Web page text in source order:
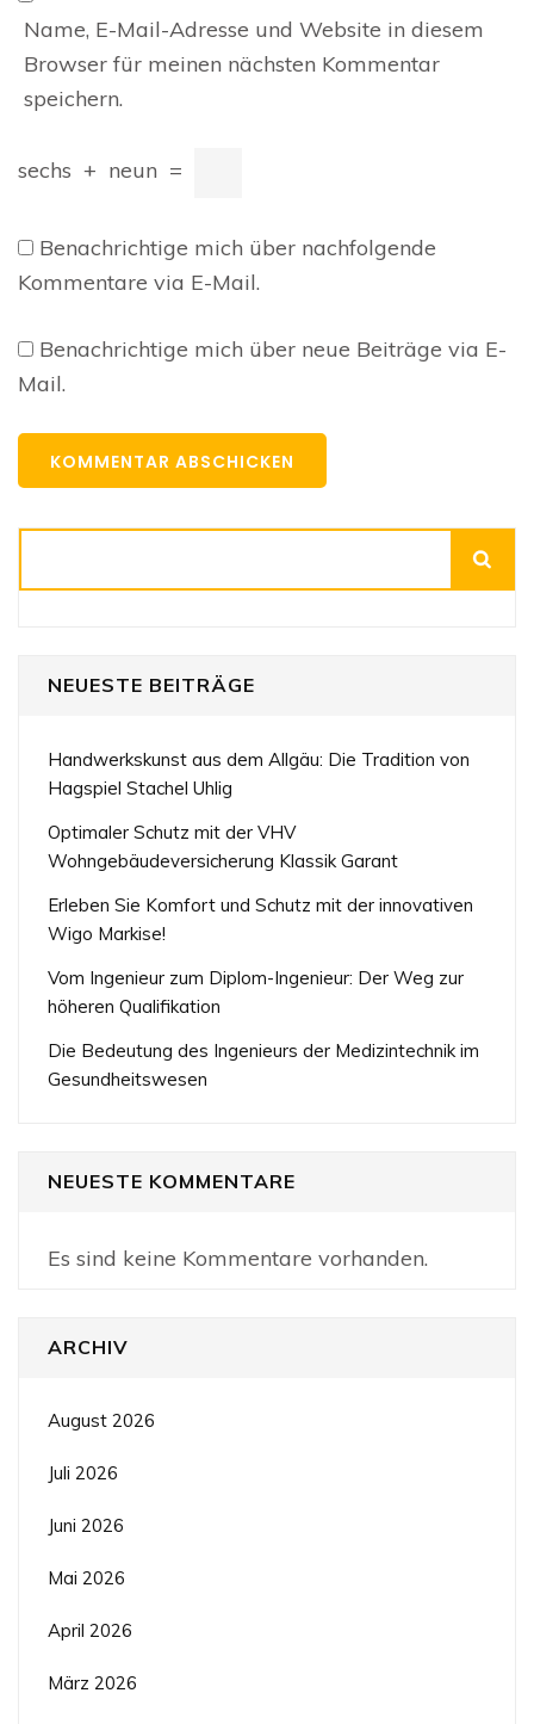
Name, E-Mail-Adresse und Website in diesem
Browser für meinen nächsten Kommentar
speichern.
sechs + neun =
Benachrichtige mich über nachfolgende
Kommentare via E-Mail.
Benachrichtige mich über neue Beiträge via E-
Mail.
NEUESTE BEITRÄGE
Handwerkskunst aus dem Allgäu: Die Tradition von
Hagspiel Stachel Uhlig
Optimaler Schutz mit der VHV
Wohngebäudeversicherung Klassik Garant
Erleben Sie Komfort und Schutz mit der innovativen
Wigo Markise!
Vom Ingenieur zum Diplom-Ingenieur: Der Weg zur
höheren Qualifikation
Die Bedeutung des Ingenieurs der Medizintechnik im
Gesundheitswesen
NEUESTE KOMMENTARE
Es sind keine Kommentare vorhanden.
ARCHIV
August 2026
Juli 2026
Juni 2026
Mai 2026
April 2026
März 2026